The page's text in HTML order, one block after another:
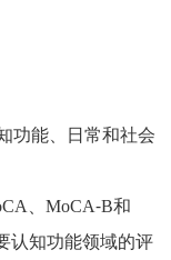
功能、日常和社会
、MoCA⁃B和
认知功能领域的评